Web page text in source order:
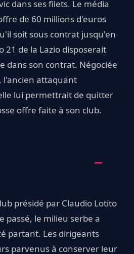
dans ses filets. Le média
de 60 millions d'euros
soit sous contrat jusqu'en
21 de la Lazio disposerait
dans son contrat. Négociée
l'ancien attaquant
lui permettrait de quitter
offre faite à son club.
présidé par Claudio Lotito
passé, le milieu serbe a
partant. Les dirigeants
parvenus à conserver leur